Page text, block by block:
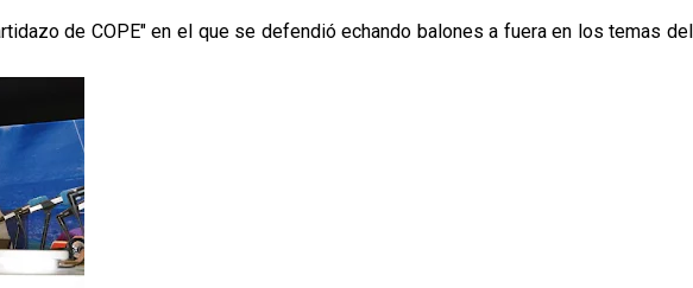
de COPE" en el que se defendió echando balones a fuera en los temas del